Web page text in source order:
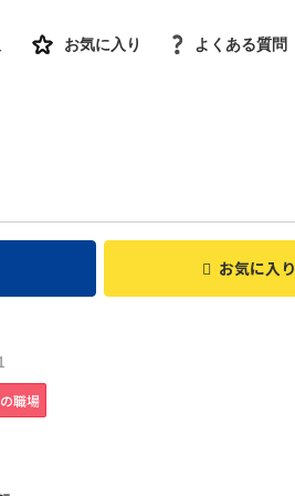
お気に入り よくある質問
お気に入り
職場